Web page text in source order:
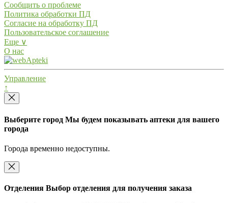
Сообщить о проблеме
Политика обработки ПД
Согласие на обработку ПД
Пользовательское соглашение
Еще ∨
О нас
Управление
↑
Выберите город Мы будем показывать аптеки для вашего
города
Города временно недоступны.
Отделения Выбор отделения для получения заказа